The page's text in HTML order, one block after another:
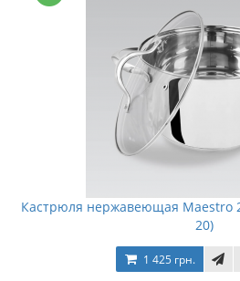
Кастрюля нержавеющая Maestro
20)
1 425 грн.